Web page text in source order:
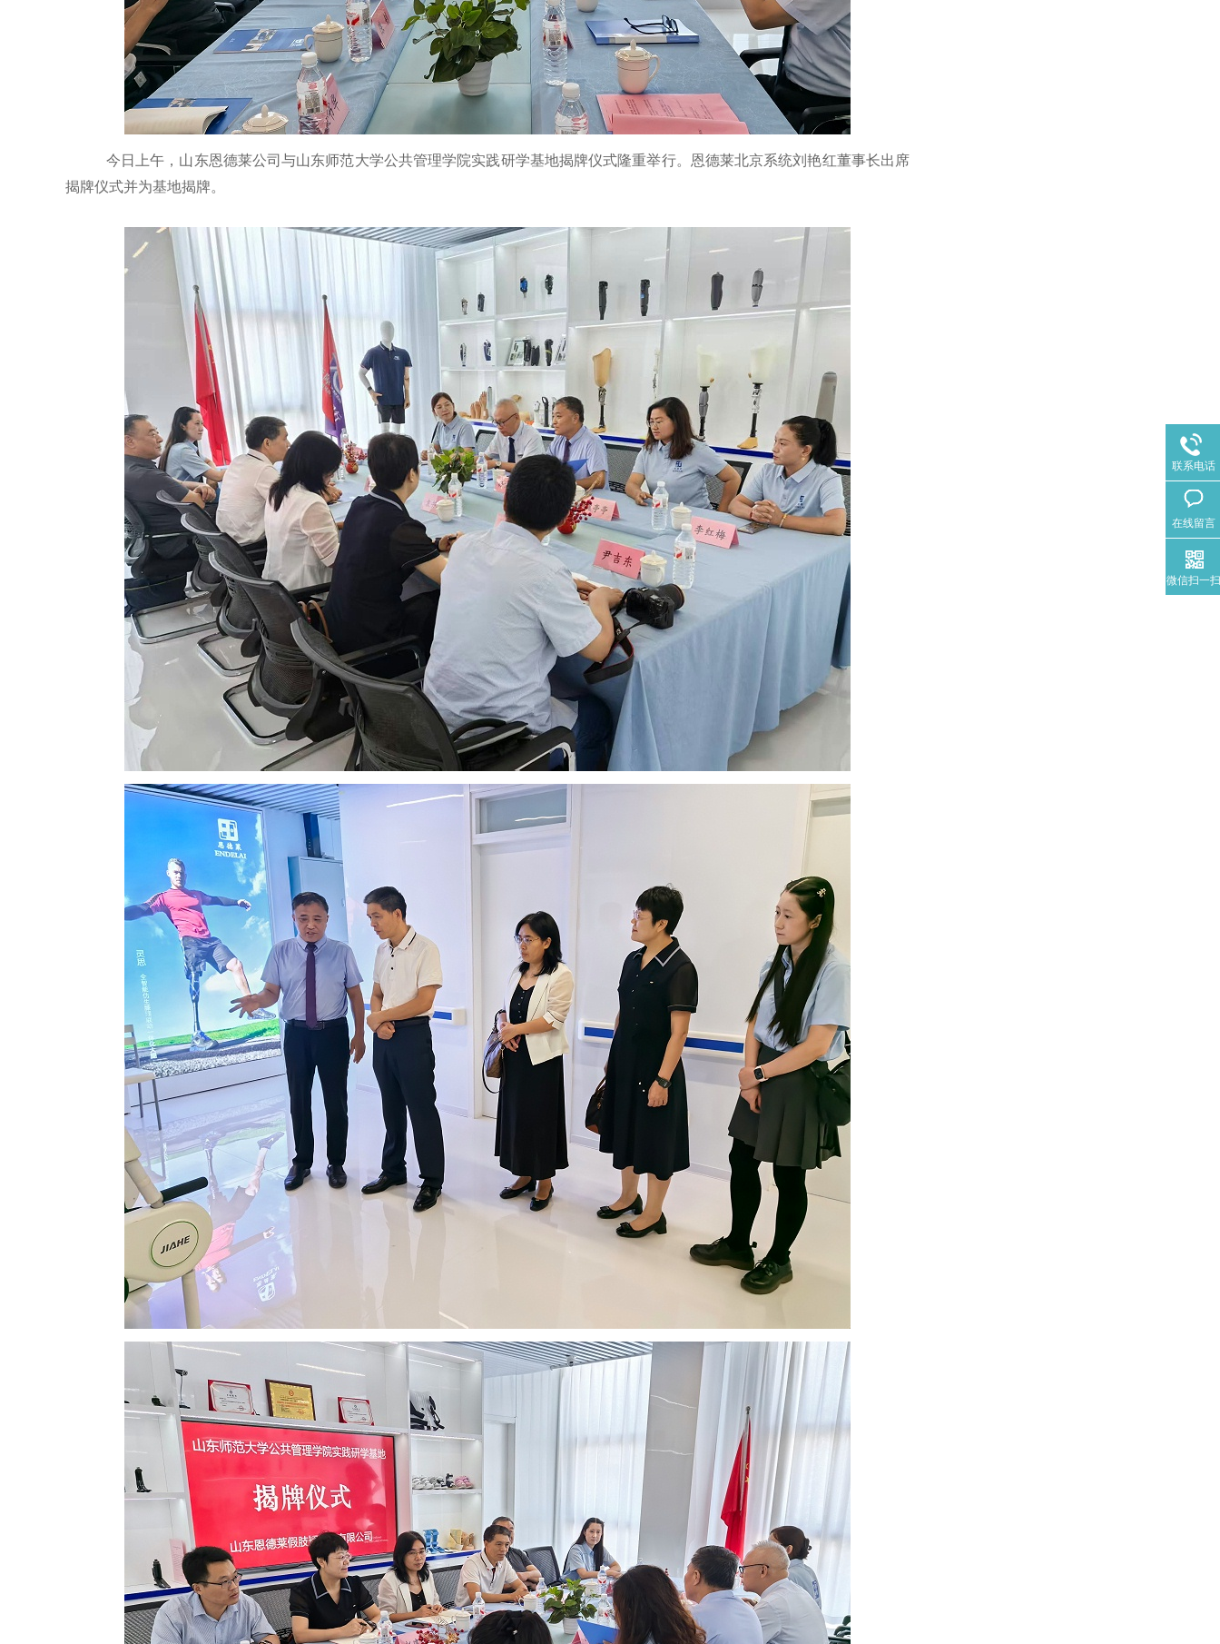
今日上午，山东恩德莱公司与山东师范大学公共管理学院实践研学基地揭牌仪式隆重举行。恩德莱北京系统刘艳红董事长出席
揭牌仪式并为基地揭牌。
联系电话
在线留言
微信扫一扫